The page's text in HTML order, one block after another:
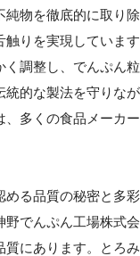
純物を徹底的に取り
触りを実現していま
く調整し、でんぷん
統的な製法を守りな
、多くの食品メーカ
める品質の秘密と多彩
野でんぷん工場株式
質にあります。とろ